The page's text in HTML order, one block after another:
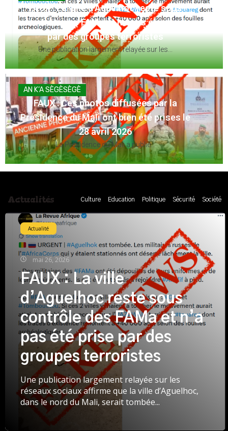
FAUX : Le Maroc n’a pas quitté le terrain
lors de la finale Éthiopie 1976 face à la
Guinée
L'ancien international guinéen, Ismaël Sylla, alias...
ACTUALITÉ
HORS CONTEXTE : Cette vidéo de retrait
de caméras de surveillance par les
officiels israéliens ne date pas de 2026
Cette vidéo montre la police israélienne...
Actualités Culture Education Politique Sécurité Société
Actualité
mai 26, 2026
FAUX : La ville
d’Aguelhoc reste sous
contrôle des FAMa et n’a
pas été prise par des
groupes terroristes
Une publication largement relayée sur les
réseaux sociaux affirme que la ville d’Aguelhoc,
dans le nord du Mali, serait tombée...